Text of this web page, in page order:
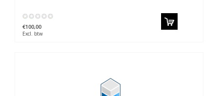
€100,00
Excl. btw